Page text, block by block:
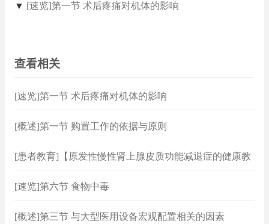
▼ [速览]第一节 术后疼痛对机体的影响
查看相关
[速览]第一节 术后疼痛对机体的影响
[概述]第一节 购置工作的依据与原则
[患者教育]【原发性慢性肾上腺皮质功能减退症的健康教
[速览]第六节 食物中毒
[概述]第三节 与大型医用设备宏观配置相关的因素